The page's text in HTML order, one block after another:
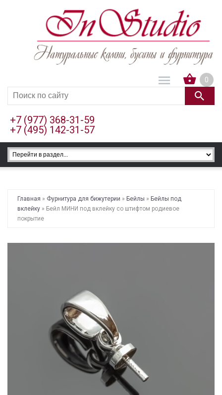
0
+7 (977) 368-31-59
+7 (495) 142-31-57
Главная » Фурнитура для бижутерии » Бейлы » Бейлы под
вклейку » Бейл МИНИ под вклейку со штифтом родиевое
покрытие